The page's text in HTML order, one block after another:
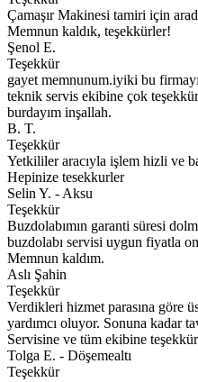
Çamaşır Makinesi tamiri için
Memnun kaldık, teşekkürler!
Şenol E.
Teşekkür
gayet memnunum.iyiki bu
teknik servis ekibine çok
burdayım inşallah.
B. T.
Teşekkür
Yetkililer aracıyla işlem hizli ve
Hepinize tesekkurler
Selin Y. - Aksu
Teşekkür
Buzdolabımın garanti süresi
buzdolabı servisi uygun fiyatla
Memnun kaldım.
Aslı Şahin
Teşekkür
Verdikleri hizmet parasına göre
yardımcı oluyor. Sonuna kadar
Servisine ve tüm ekibine
Tolga E. - Döşemealtı
Teşekkür